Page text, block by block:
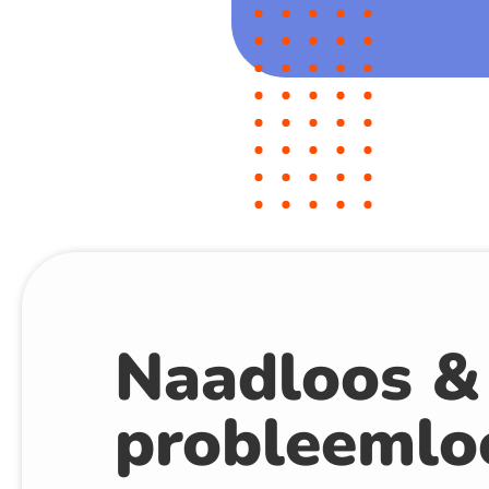
Naadloos &